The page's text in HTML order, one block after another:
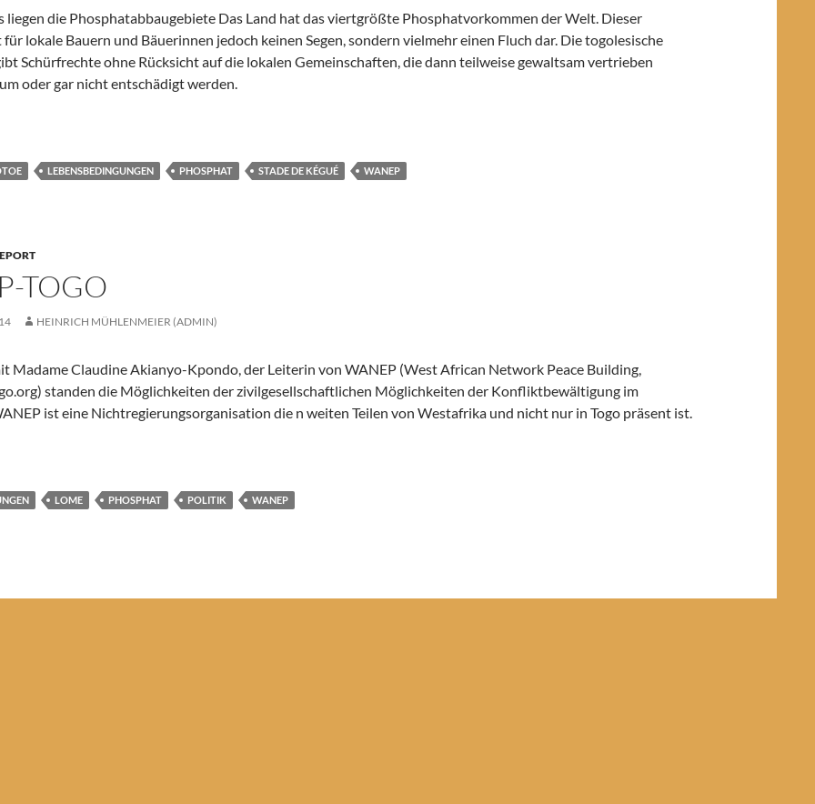
liegen die Phosphatabbaugebiete Das Land hat das viertgrößte Phosphatvorkommen der Welt. Dieser
lokale Bauern und Bäuerinnen jedoch keinen Segen, sondern vielmehr einen Fluch dar. Die togolesische
Schürfrechte ohne Rücksicht auf die lokalen Gemeinschaften, die dann teilweise gewaltsam vertrieben
oder gar nicht entschädigt werden.
LEBENSBEDINGUNGEN PHOSPHAT STADE DE KÉGUÉ WANEP
TOGO
HEINRICH MÜHLENMEIER (ADMIN)
Madame Claudine Akianyo-Kpondo, der Leiterin von WANEP (West African Network Peace Building,
standen die Möglichkeiten der zivilgesellschaftlichen Möglichkeiten der Konfliktbewältigung im
ist eine Nichtregierungsorganisation die n weiten Teilen von Westafrika und nicht nur in Togo präsent ist.
LOME PHOSPHAT POLITIK WANEP